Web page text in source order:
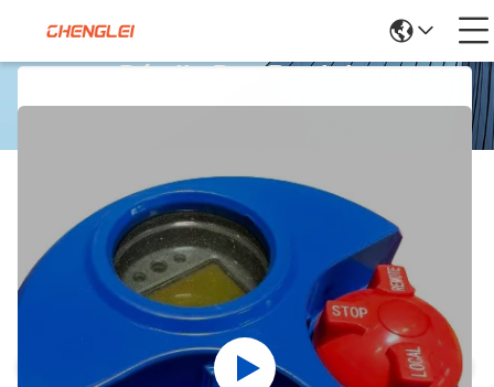
Détails Des Produits